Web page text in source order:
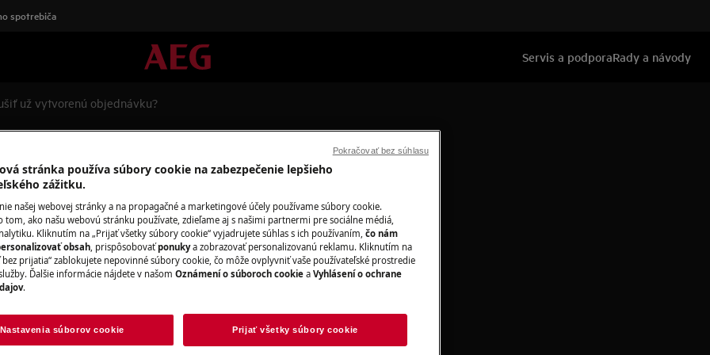
spotrebiča
Servis a podporaRady a návody
už vytvorenú objednávku?
objednávku?
než je vyexpedovaná zo skladu.
na tel. čísle +421 232 141
stránka používa súbory cookie na zabezpečenie lepšieho
zážitku.
našej webovej stránky a na propagačné a marketingové účely používame súbory cookie.
tom, ako našu webovú stránku používate, zdieľame aj s našimi partnermi pre sociálne médiá,
Kliknutím na „Prijať všetky súbory cookie“ vyjadrujete súhlas s ich používaním, čo nám
obsah , prispôsobovaťponukya zobrazovať personalizovanú reklamu. Kliknutím na
bez prijatia“ zablokujete nepovinné súbory cookie, čo môže ovplyvniť vaše používateľské prostredie
Ďalšie informácie nájdete v našom Oznámení o súboroch cookie a Vyhlásení o ochrane
.
Nastavenia súborov cookie Prijať všetky súbory cookie
Pokračovať bez súhlasu